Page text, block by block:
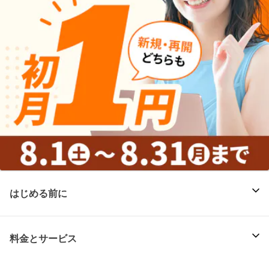
はじめる前に
料金とサービス